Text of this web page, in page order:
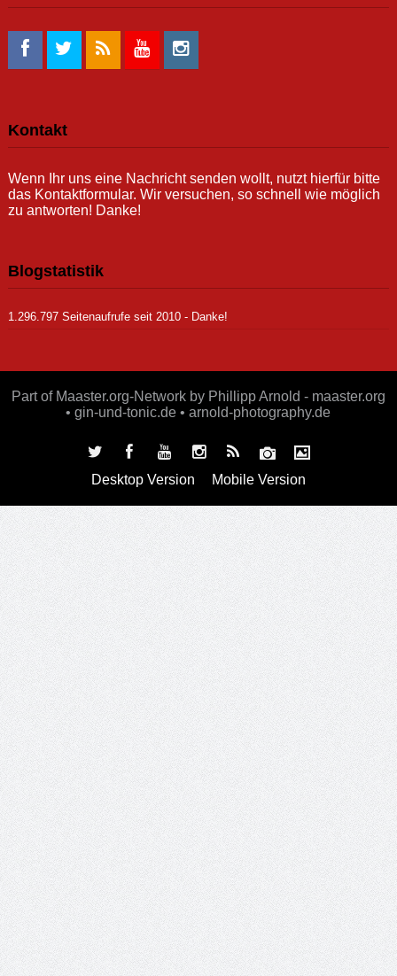
Kontakt
Wenn Ihr uns eine Nachricht senden wollt, nutzt hierfür bitte
das Kontaktformular. Wir versuchen, so schnell wie möglich
zu antworten! Danke!
Blogstatistik
1.296.797 Seitenaufrufe seit 2010 - Danke!
Part of Maaster.org-Network by Phillipp Arnold - maaster.org
• gin-und-tonic.de • arnold-photography.de
Desktop Version Mobile Version